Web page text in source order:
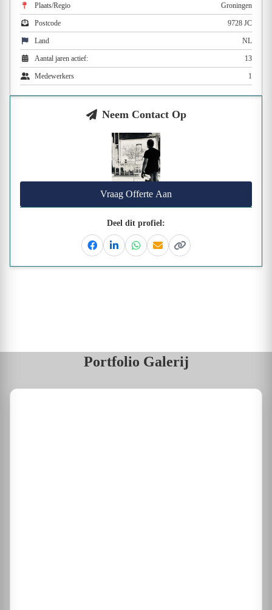
Plaats/Regio Groningen
Postcode 9728 JC
Land NL
Aantal jaren actief: 13
Medewerkers 1
Neem Contact Op
Vraag Offerte Aan
Deel dit profiel:
FacebookLinkedinWhatsapp
EmailKopieer link
Portfolio Galerij